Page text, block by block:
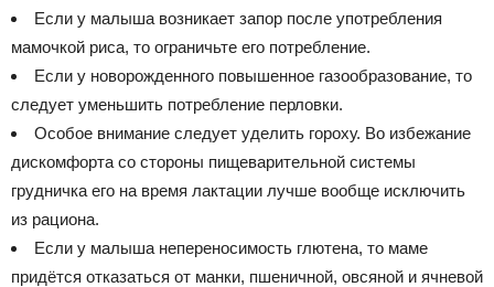
Если у малыша возникает запор после употребления
мамочкой риса, то ограничьте его потребление.
Если у новорожденного повышенное газообразование, то
следует уменьшить потребление перловки.
Особое внимание следует уделить гороху. Во избежание
дискомфорта со стороны пищеварительной системы
грудничка его на время лактации лучше вообще исключить
из рациона.
Если у малыша непереносимость глютена, то маме
придётся отказаться от манки, пшеничной, овсяной и ячневой